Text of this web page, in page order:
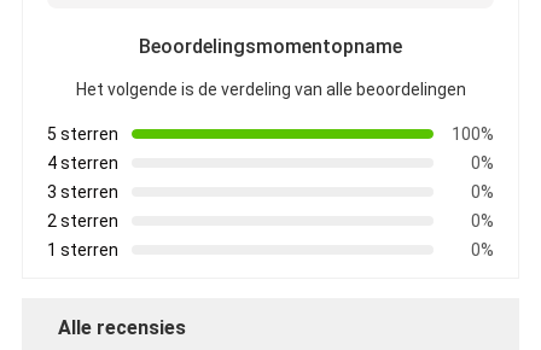
Beoordelingsmomentopname
Het volgende is de verdeling van alle beoordelingen
5 sterren
100%
4 sterren
0%
3 sterren
0%
2 sterren
0%
1 sterren
0%
Alle recensies